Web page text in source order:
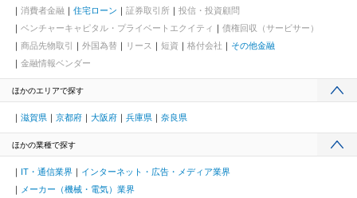
消費者金融
住宅ローン 証券取引所
投信・投資顧問
ベンチャーキャピタル・プライベートエクイティ
債権回収（サービサー）
商品先物取引
外国為替 リース 短資 格付会社
その他金融
金融情報ベンダー
ほかのエリアで探す
滋賀県 京都府 大阪府 兵庫県 奈良県
ほかの業種で探す
IT・通信業界
インターネット・広告・メディア業界
メーカー（機械・電気）業界